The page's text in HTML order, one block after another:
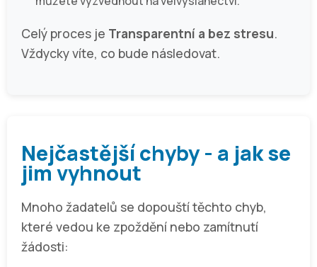
Celý proces je Transparentní a bez stresu.
Vždycky víte, co bude následovat.
Nejčastější chyby - a jak se
jim vyhnout
Mnoho žadatelů se dopouští těchto chyb,
které vedou ke zpoždění nebo zamítnutí
žádosti: